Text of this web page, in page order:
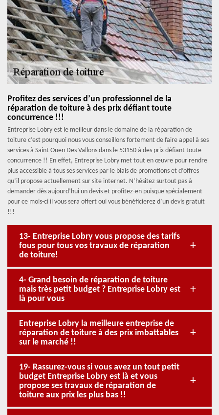
Profitez des services d’un professionnel de la
réparation de toiture à des prix défiant toute
concurrence !!!
Entreprise Lobry est le meilleur dans le domaine de la réparation de
toiture c’est pourquoi nous vous conseillons fortement de faire appel à ses
services à Saint Ouen Des Vallons dans le 53150 à des prix défiant toute
concurrence !! En effet, Entreprise Lobry met tout en œuvre pour rendre
plus accessible à tous ses services par le biais de promotions et d’offres
qu’il propose actuellement sur site internet. N’hésitez surtout pas à
demander dès aujourd’hui un devis et profitez-en puisque spécialement
pour ce mois-ci il vous sera offert oui vous bénéficierez d’un devis gratuit
!!!
13- Entreprise Lobry vous propose des tarifs
fous pour tous vos travaux de réparation
de toiture!
4- Grand besoin de réparation de toiture
mais très petit budget ? Entreprise Lobry est
là pour vous
Entreprise Lobry la meilleure entreprise de
réparation de toiture à des prix imbattables
sur le marché !!
19- Rassurez-vous si vous avez un tout petit
budget Entreprise Lobry est là et vous
propose ses travaux de réparation de
toiture aux prix les plus bas !!